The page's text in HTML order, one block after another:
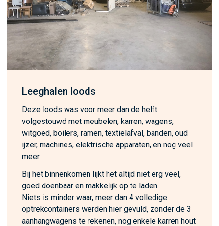
Leeghalen loods
Deze loods was voor meer dan de helft
volgestouwd met meubelen, karren, wagens,
witgoed, boilers, ramen, textielafval, banden, oud
ijzer, machines, elektrische apparaten, en nog veel
meer.
Bij het binnenkomen lijkt het altijd niet erg veel,
goed doenbaar en makkelijk op te laden.
Niets is minder waar, meer dan 4 volledige
optrekcontainers werden hier gevuld, zonder de 3
aanhangwagens te rekenen, nog enkele karren hout